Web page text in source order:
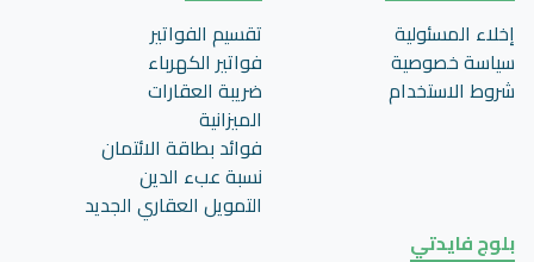
إخلاء المسئولية
سياسة خصوصية
شروط الاستخدام
تقسيم الفواتير
فواتير الكهرباء
ضريبة العقارات
الميزانية
فوائد بطاقة الائتمان
نسبة عبء الدين
التمويل العقاري الجديد
بلوج فايدتي